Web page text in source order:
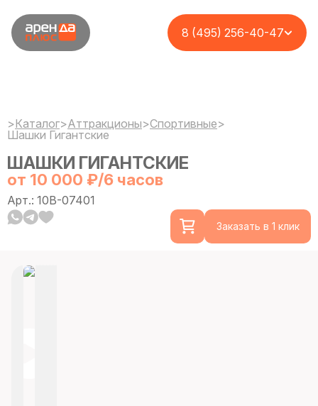
8 (495) 256-40-47
>Каталог>Аттракционы>Спортивные>
Шашки Гигантские
ШАШКИ ГИГАНТСКИЕ
от 10 000 ₽/6 часов
Арт.: 10B-07401
Заказать в 1 клик